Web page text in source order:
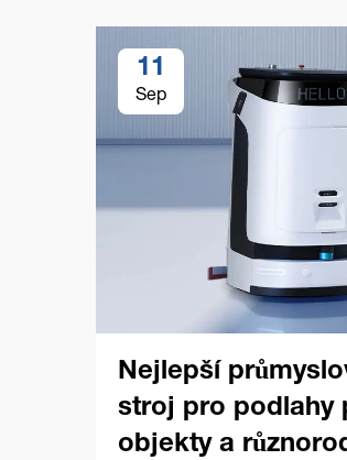
11
Sep
Nejlepší
stroj pro podlahy
objekty a